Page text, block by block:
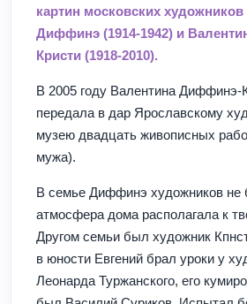
картин московских художников
Диффинэ (1914-1942) и
Кристи (1918-2010).
В 2005 году Валентина Диффинэ-
передала в дар Ярославскому
музею двадцать живописных
мужа).
В семье Диффинэ художников не
атмосфера дома располагала к
Другом семьи был художник
в юности Евгений брал уроки у
Леонарда Туржанского, его